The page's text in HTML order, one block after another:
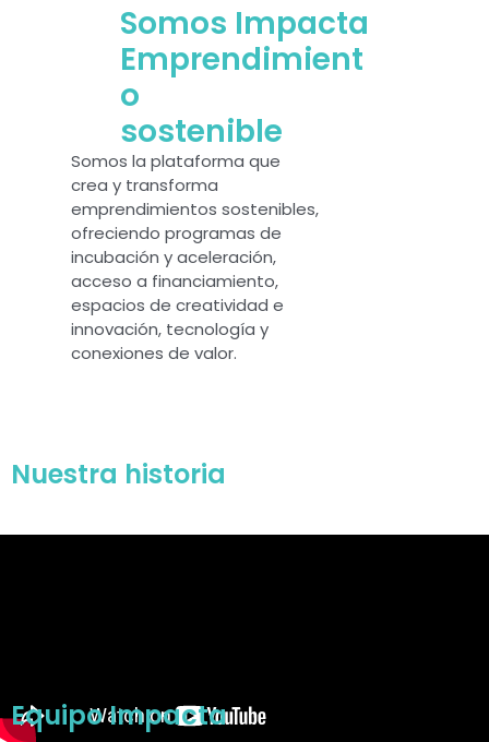
Somos Impacta
Emprendimient
o
sostenible
Somos la plataforma que
crea y transforma
emprendimientos sostenibles,
ofreciendo programas de
incubación y aceleración,
acceso a financiamiento,
espacios de creatividad e
innovación, tecnología y
conexiones de valor.
Nuestra historia
Equipo Impacta